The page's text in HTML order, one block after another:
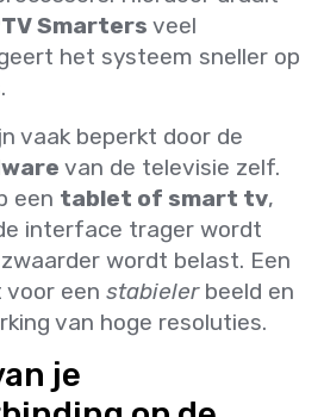
Smarters veel
het systeem sneller op
vaak beperkt door de
van de televisie zelf.
een tablet of smart tv,
interface trager wordt
wordt belast. Een
een stabielerbeeld en
van hoge resoluties.
je